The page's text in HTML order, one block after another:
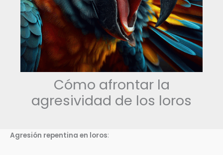
Cómo afrontar la
agresividad de los loros
Agresión repentina en loros: